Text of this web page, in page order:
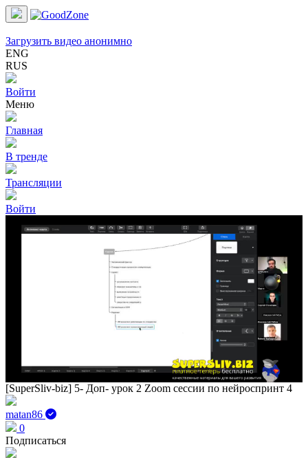
Загрузить видео анонимно
ENG
RUS
Войти
Меню
Главная
В тренде
Трансляции
Войти
Play
[SuperSliv-biz] 5- Доп- урок 2 Zoom сессии по нейроспринт 4
matan86
0
Подписаться